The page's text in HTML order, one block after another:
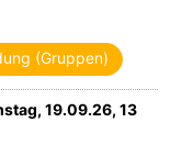
(Gruppen)
19.09.26, 13